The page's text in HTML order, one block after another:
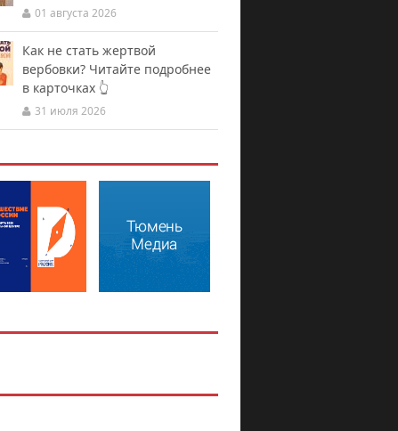
01 августа 2026
Как не стать жертвой
вербовки? Читайте подробнее
в карточках 👆
31 июля 2026